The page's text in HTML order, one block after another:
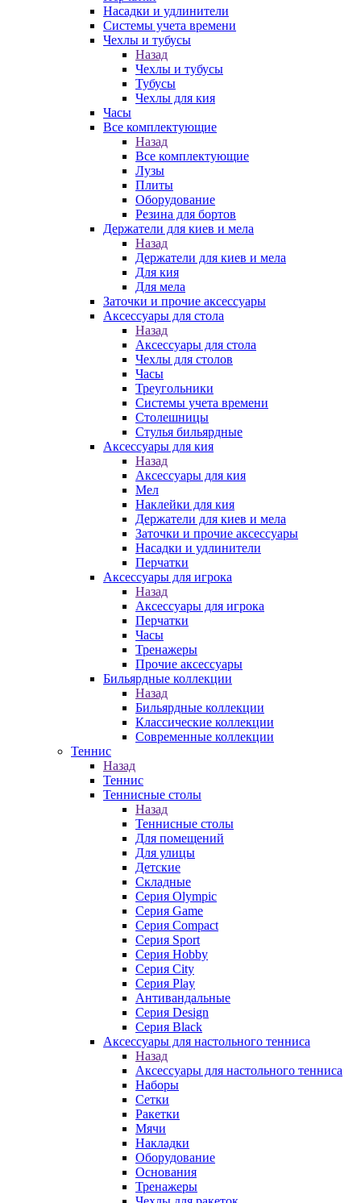
Насадки и удлинители
Системы учета времени
Чехлы и тубусы
Назад
Чехлы и тубусы
Тубусы
Чехлы для кия
Часы
Все комплектующие
Назад
Все комплектующие
Лузы
Плиты
Оборудование
Резина для бортов
Держатели для киев и мела
Назад
Держатели для киев и мела
Для кия
Для мела
Заточки и прочие аксессуары
Аксессуары для стола
Назад
Аксессуары для стола
Чехлы для столов
Часы
Треугольники
Системы учета времени
Столешницы
Стулья бильярдные
Аксессуары для кия
Назад
Аксессуары для кия
Мел
Наклейки для кия
Держатели для киев и мела
Заточки и прочие аксессуары
Насадки и удлинители
Перчатки
Аксессуары для игрока
Назад
Аксессуары для игрока
Перчатки
Часы
Тренажеры
Прочие аксессуары
Бильярдные коллекции
Назад
Бильярдные коллекции
Классические коллекции
Современные коллекции
Теннис
Назад
Теннис
Теннисные столы
Назад
Теннисные столы
Для помещений
Для улицы
Детские
Складные
Серия Olympic
Серия Game
Серия Compact
Серия Sport
Серия Hobby
Серия City
Серия Play
Антивандальные
Серия Design
Серия Black
Аксессуары для настольного тенниса
Назад
Аксессуары для настольного тенниса
Наборы
Сетки
Ракетки
Мячи
Накладки
Оборудование
Основания
Тренажеры